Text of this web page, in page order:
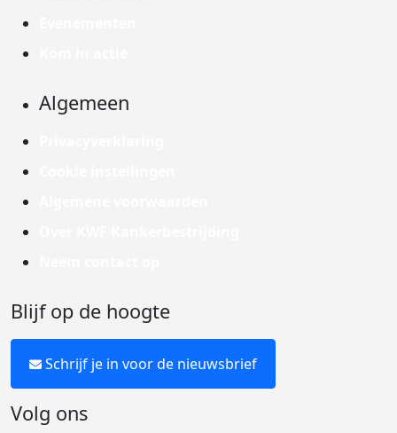
Algemeen
Blijf op de hoogte
Schrijf je in voor de nieuwsbrief
Volg ons